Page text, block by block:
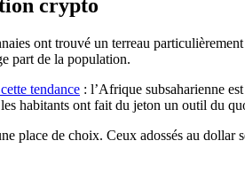
crypto
ont trouvé un terreau
part de la population.
tendance : l’Afrique subsaharienne
habitants ont fait du jeton un outil du
place de choix. Ceux adossés au dollar